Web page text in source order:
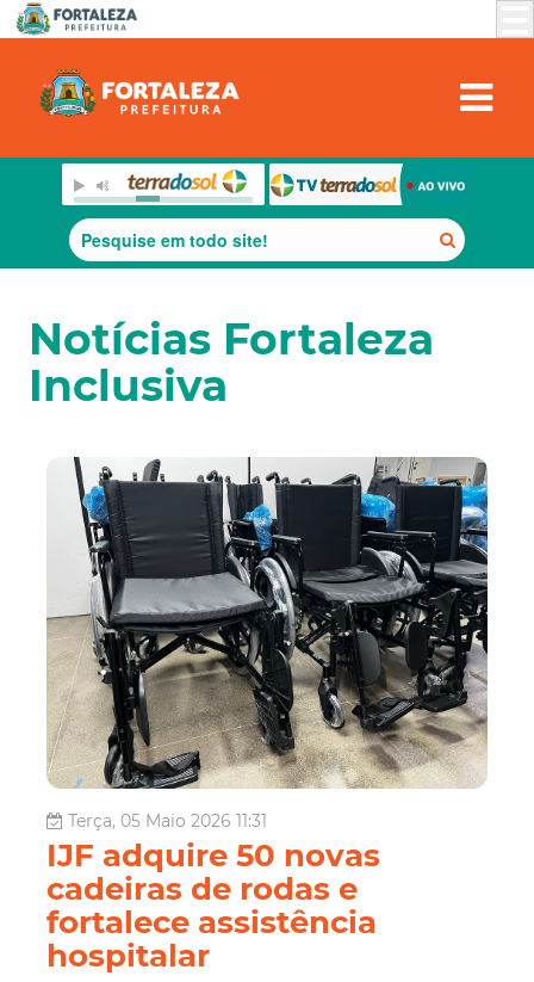
Notícias Fortaleza
Inclusiva
Terça, 05 Maio 2026 11:31
IJF adquire 50 novas
cadeiras de rodas e
fortalece assistência
hospitalar